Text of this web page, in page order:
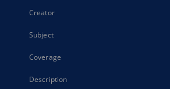
Creator
Subject
Coverage
Description